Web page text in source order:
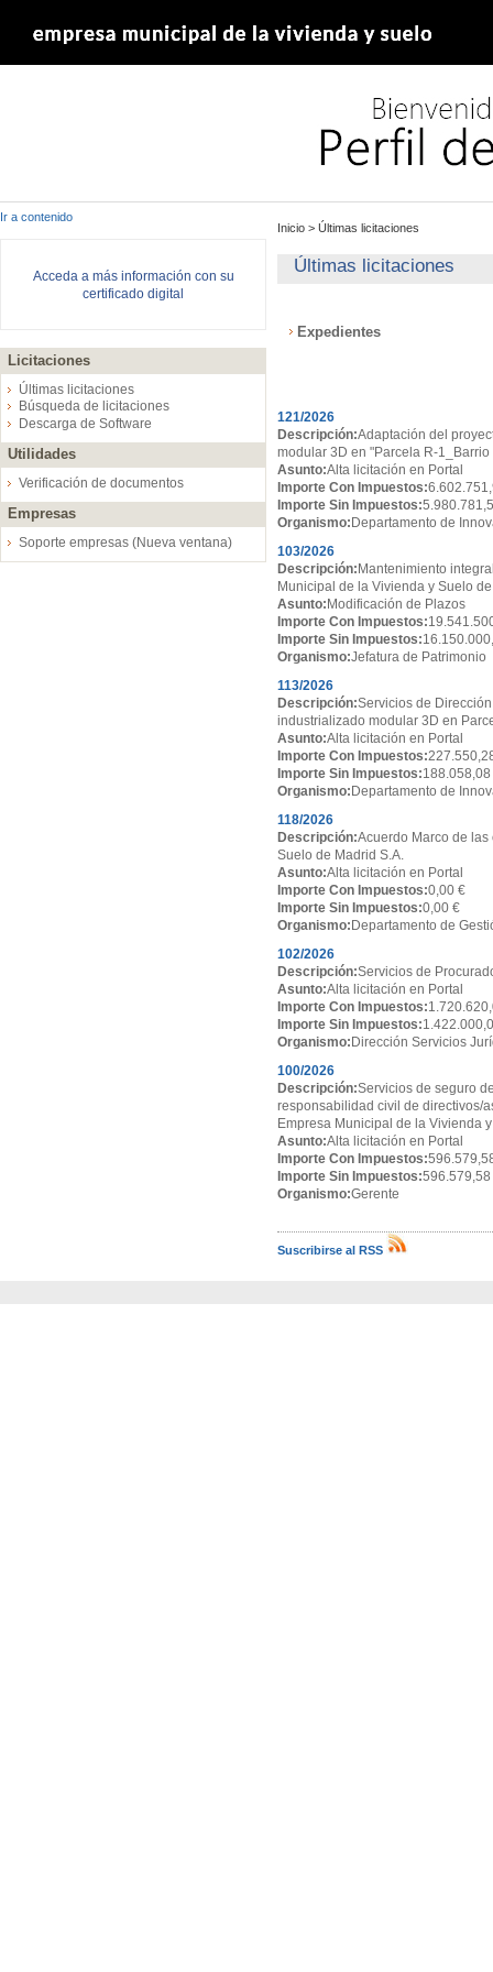
Ir a contenido
Acceda a más información con su
certificado digital
Licitaciones
Últimas licitaciones
Búsqueda de licitaciones
Descarga de Software
Utilidades
Verificación de documentos
Empresas
Soporte empresas (Nueva ventana)
Inicio > Últimas licitaciones
Últimas licitaciones
Expedientes
121/2026
Descripción:Adaptación del
modular 3D en "Parcela R-
Asunto:Alta licitación en Portal
Importe Con Impuestos:
Importe Sin Impuestos:
Organismo: Departamento de
103/2026
Descripción: Mantenimiento
Municipal de la Vivienda y Suelo
Asunto: Modificación de Plazos
Importe Con Impuestos:
Importe Sin Impuestos:
Organismo:Jefatura de Patrimonio
113/2026
Descripción:Servicios de
industrializado modular 3D en
Asunto:Alta licitación en Portal
Importe Con Impuestos:
Importe Sin Impuestos:188.058,08
Organismo: Departamento de
118/2026
Descripción:Acuerdo Marco de
Suelo de Madrid S.A.
Asunto:Alta licitación en Portal
Importe Con Impuestos:0,00 €
Importe Sin Impuestos:0,00 €
Organismo: Departamento de
102/2026
Descripción:Servicios de
Asunto:Alta licitación en Portal
Importe Con Impuestos:
Importe Sin Impuestos:
Organismo: Dirección Servicios
100/2026
Descripción:Servicios de seguro
responsabilidad civil de directivos/
Empresa Municipal de la Vivienda
Asunto:Alta licitación en Portal
Importe Con Impuestos:
Importe Sin Impuestos:596.579,58
Organismo:Gerente
Suscribirse al RSS